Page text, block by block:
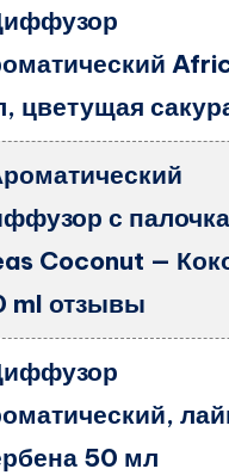
цветущая
с
Coconut —
ml отзывы
50 мл